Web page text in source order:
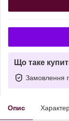
Що таке
Замовлення
Опис